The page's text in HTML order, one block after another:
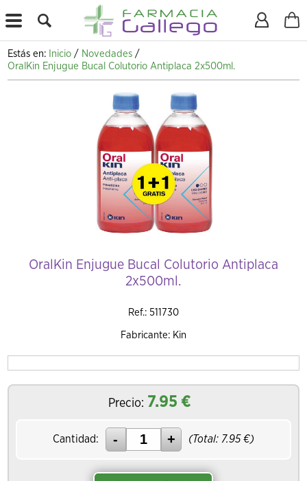
X
Estás en: Inicio / Novedades /
OralKin Enjugue Bucal Colutorio Antiplaca 2x500ml.
OralKin Enjugue Bucal Colutorio Antiplaca
2x500ml.
Ref.: 511730
Fabricante: Kin
Precio: 7.95 €
Cantidad: (Total: 7.95€)